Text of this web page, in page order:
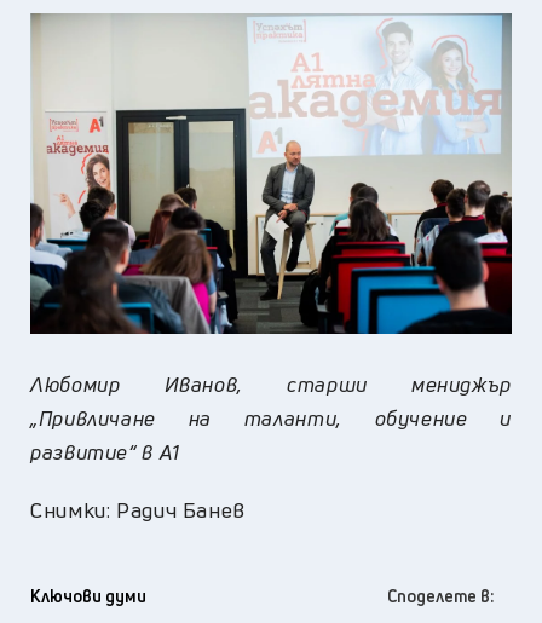
Любомир Иванов, старши мениджър
„Привличане на таланти, обучение и
развитие“ в А1
Снимки: Радич Банев
Ключови думи Споделете в: